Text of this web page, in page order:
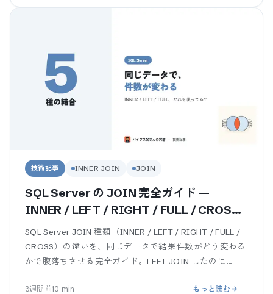
技術記事 INNER JOIN JOIN
SQL Server の JOIN 完全ガイド —
INNER / LEFT / RIGHT / FULL / CROSS
を業務SEが件数で腹落ちさせる
SQL Server JOIN 種類（INNER / LEFT / RIGHT / FULL /
CROSS）の違いを、同じデータで結果件数がどう変わる
かで腹落ちさせる完全ガイド。LEFT JOIN したのに
3週間前10 min もっと読む